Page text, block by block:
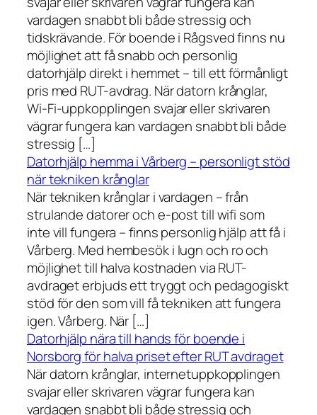
vardagen snabbt bli både stressig och
tidskrävande. För boende i Rågsved finns nu
möjlighet att få snabb och personlig
datorhjälp direkt i hemmet – till ett förmånligt
pris med RUT-avdrag. När datorn krånglar,
Wi-Fi-uppkopplingen svajar eller skrivaren
vägrar fungera kan vardagen snabbt bli både
stressig […]
Datorhjälp hemma i Vårberg – personligt stöd
när tekniken krånglar
När tekniken krånglar i vardagen – från
strulande datorer och e-post till wifi som
inte vill fungera – finns personlig hjälp att få i
Vårberg. Med hembesök i lugn och ro och
möjlighet till halva kostnaden via RUT-
avdraget erbjuds ett tryggt och pedagogiskt
stöd för den som vill få tekniken att fungera
igen. Vårberg. När […]
Datorhjälp nära till hands för boende i
Norsborg för halva priset efter RUT avdraget
När datorn krånglar, internetuppkopplingen
svajar eller skrivaren vägrar fungera kan
vardagen snabbt bli både stressig och